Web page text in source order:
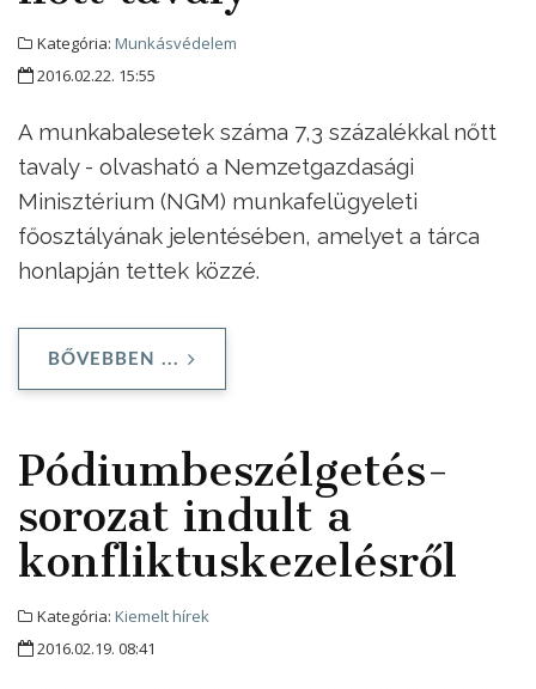
Kategória: Munkásvédelem
2016.02.22. 15:55
A munkabalesetek száma 7,3 százalékkal nőtt
tavaly - olvasható a Nemzetgazdasági
Minisztérium (NGM) munkafelügyeleti
főosztályának jelentésében, amelyet a tárca
honlapján tettek közzé.
BŐVEBBEN ...
Pódiumbeszélgetés-
sorozat indult a
konfliktuskezelésről
Kategória: Kiemelt hírek
2016.02.19. 08:41